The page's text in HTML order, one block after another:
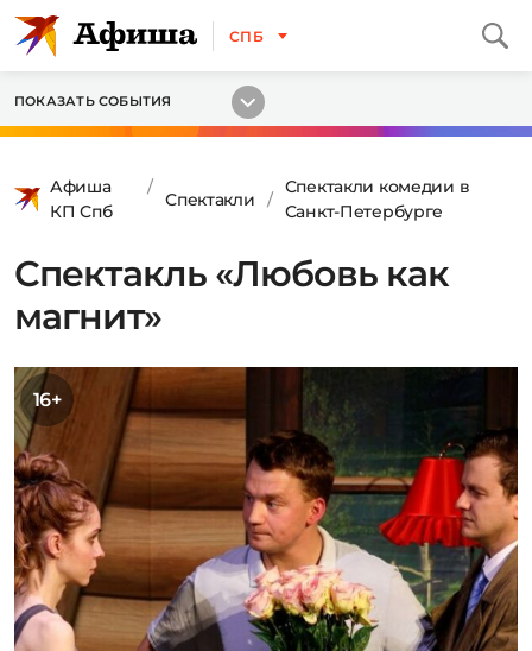
СПБ
ПОКАЗАТЬ СОБЫТИЯ
Афиша
КП Спб
Спектакли
Спектакли комедии в
Санкт-Петербурге
Спектакль «Любовь как
магнит»
16+